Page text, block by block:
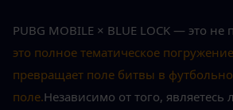
это полное тематическое
превращает поле битвы в
поле.Независимо от того,